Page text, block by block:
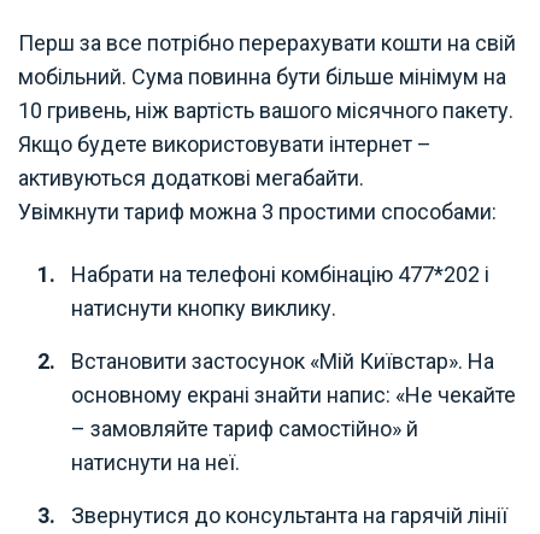
Перш за все потрібно перерахувати кошти на свій
мобільний. Сума повинна бути більше мінімум на
10 гривень, ніж вартість вашого місячного пакету.
Якщо будете використовувати інтернет –
активуються додаткові мегабайти.
Увімкнути тариф можна 3 простими способами:
Набрати на телефоні комбінацію 477*202 і
натиснути кнопку виклику.
Встановити застосунок «Мій Київстар». На
основному екрані знайти напис: «Не чекайте
– замовляйте тариф самостійно» й
натиснути на неї.
Звернутися до консультанта на гарячій лінії